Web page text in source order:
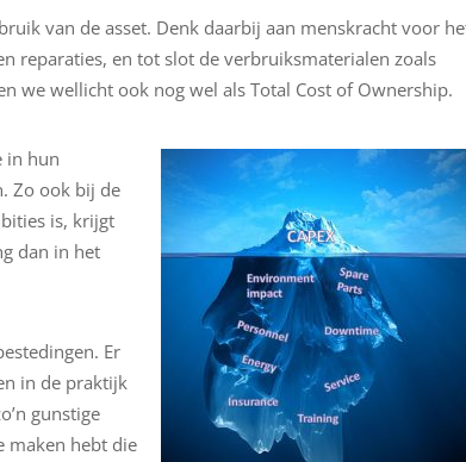
van de asset. Denk daarbij aan menskracht voor
reparaties, en tot slot de verbruiksmaterialen zoals
we wellicht ook nog wel als Total Cost of Ownership.
in hun
Zo ook bij de
is, krijgt
dan in het
Er
in de praktijk
gunstige
maken hebt die